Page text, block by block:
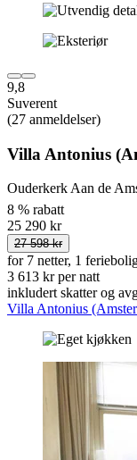
9,8
Suverent
(27 anmeldelser)
Villa Antonius
Ouderkerk Aan de
8 % rabatt
25 290 kr
27 598 kr
for 7 netter, 1
3 613 kr per natt
inkludert skatter og
Villa Antonius